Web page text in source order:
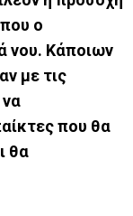
ο
νου. Κάποιων
με τις
που θα
θα